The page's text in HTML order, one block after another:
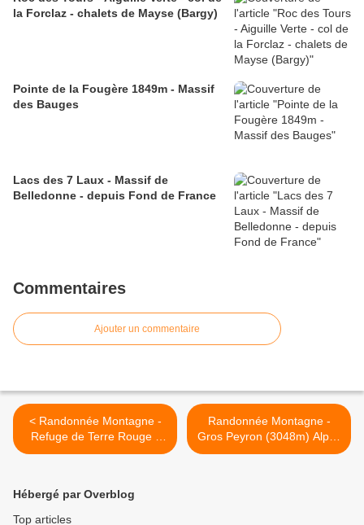
la Forclaz - chalets de Mayse (Bargy)
Pointe de la Fougère 1849m - Massif
des Bauges
Lacs des 7 Laux - Massif de
Belledonne - depuis Fond de France
Commentaires
Ajouter un commentaire
< Randonnée Montagne -
Refuge de Terre Rouge -
Grands Lacs - Lac Caspi
Randonnée Montagne -
Gros Peyron (3048m) Alpes
Grées >
Hébergé par Overblog
Top articles